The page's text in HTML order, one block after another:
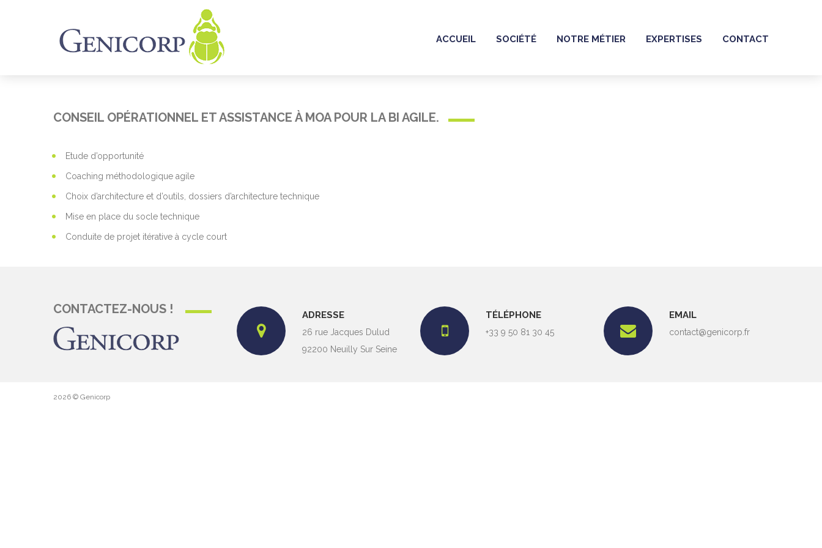
ACCUEIL SOCIÉTÉ NOTRE MÉTIER EXPERTISES CONTACT
CONSEIL OPÉRATIONNEL ET ASSISTANCE À MOA POUR LA BI AGILE.
Etude d’opportunité
Coaching méthodologique agile
Choix d’architecture et d’outils, dossiers d’architecture technique
Mise en place du socle technique
Conduite de projet itérative à cycle court
CONTACTEZ-NOUS ! ADRESSE
26 rue Jacques Dulud
92200 Neuilly Sur Seine
TÉLÉPHONE
+33 9 50 81 30 45
EMAIL
contact@genicorp.fr
2026 © Genicorp